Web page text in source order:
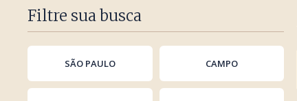
Filtre sua busca
SÃO PAULO CAMPO